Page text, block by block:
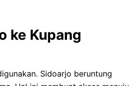
ke Kupang
Sidoarjo beruntung